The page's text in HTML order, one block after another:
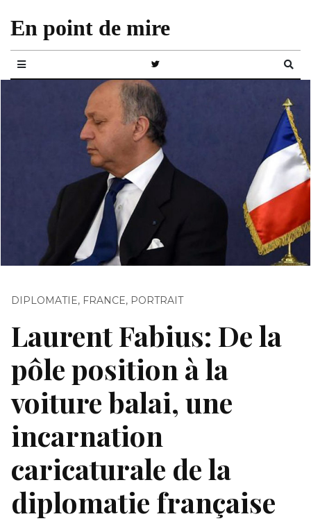
En point de mire
DIPLOMATIE, FRANCE, PORTRAIT
Laurent Fabius: De la
pôle position à la
voiture balai, une
incarnation
caricaturale de la
diplomatie française